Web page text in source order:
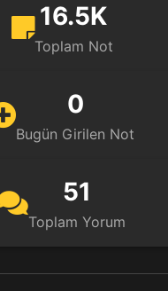
16.5K
Toplam Not
0
Bugün Girilen Not
51
Toplam Yorum